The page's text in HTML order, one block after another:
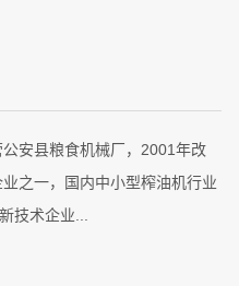
安县粮食机械厂，2001年改
之一，国内中小型榨油机行业
技术企业...